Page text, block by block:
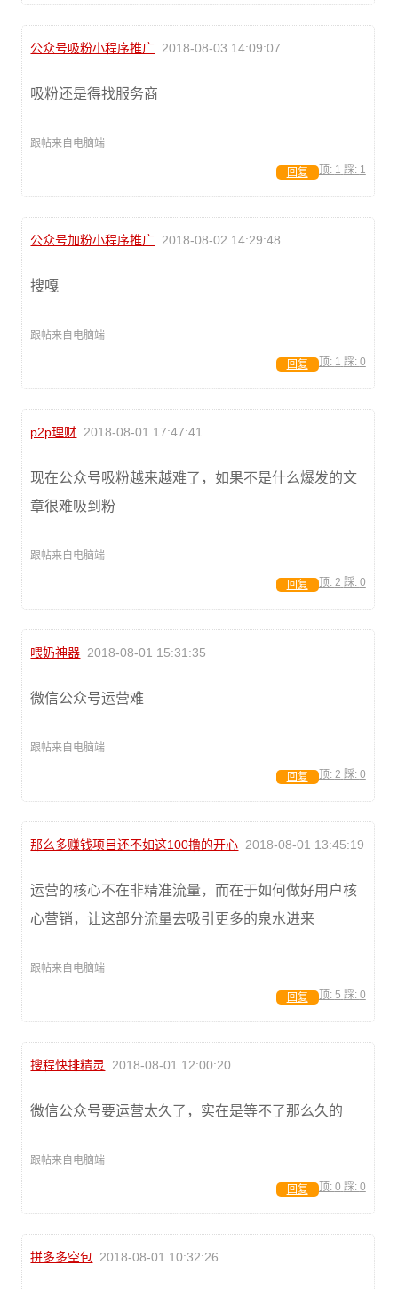
公众号吸粉小程序推广 2018-08-03 14:09:07
吸粉还是得找服务商
跟帖来自电脑端
顶: 1 踩: 1
回复
公众号加粉小程序推广 2018-08-02 14:29:48
搜嘎
跟帖来自电脑端
顶: 1 踩: 0
回复
p2p理财 2018-08-01 17:47:41
现在公众号吸粉越来越难了，如果不是什么爆发的文
章很难吸到粉
跟帖来自电脑端
顶: 2 踩: 0
回复
喂奶神器 2018-08-01 15:31:35
微信公众号运营难
跟帖来自电脑端
顶: 2 踩: 0
回复
那么多赚钱项目还不如这100撸的开心 2018-08-01 13:45:19
运营的核心不在非精准流量，而在于如何做好用户核
心营销，让这部分流量去吸引更多的泉水进来
跟帖来自电脑端
顶: 5 踩: 0
回复
搜程快排精灵 2018-08-01 12:00:20
微信公众号要运营太久了，实在是等不了那么久的
跟帖来自电脑端
顶: 0 踩: 0
回复
拼多多空包 2018-08-01 10:32:26